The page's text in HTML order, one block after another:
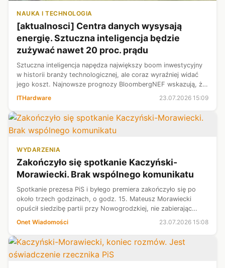
NAUKA I TECHNOLOGIA
[aktualnosci] Centra danych wysysają
energię. Sztuczna inteligencja będzie
zużywać nawet 20 proc. prądu
Sztuczna inteligencja napędza największy boom inwestycyjny
w historii branży technologicznej, ale coraz wyraźniej widać
jego koszt. Najnowsze prognozy BloombergNEF wskazują, że
ITHardware 23.07.2026 15:09
WYDARZENIA
Zakończyło się spotkanie Kaczyński-
Morawiecki. Brak wspólnego komunikatu
Spotkanie prezesa PiS i byłego premiera zakończyło się po
około trzech godzinach, o godz. 15. Mateusz Morawiecki
opuścił siedzibę partii przy Nowogrodzkiej, nie zabierając
głosu po spotkaniu z Jarosławem Kaczyńskim.
Onet Wiadomości 23.07.2026 15:08